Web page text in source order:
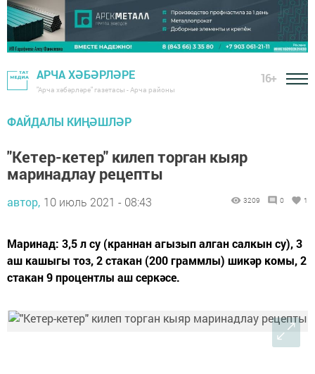
АРЧА ХӘБӘРЛӘРЕ
"Арча хәбәрләре" газетасы - Арча районы
16+
ФАЙДАЛЫ КИҢӘШЛӘР
"Кетер-кетер" килеп торган кыяр
маринадлау рецепты
автор, 10 июль 2021 - 08:43 3209 0 1
Маринад: 3,5 л су (краннан агызып алган салкын су), 3
аш кашыгы тоз, 2 стакан (200 граммлы) шикәр комы, 2
стакан 9 процентлы аш серкәсе.